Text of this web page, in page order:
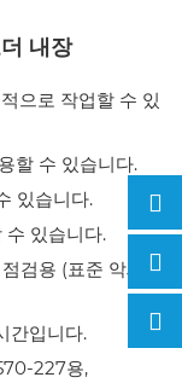
내장
으로 작업할 수 있
할 수 있습니다.
있습니다.
수 있습니다.
검용 (표준 악세서
간입니다.
227용,